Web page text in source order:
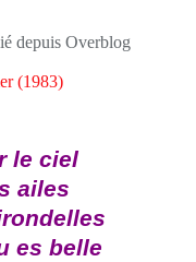
depuis Overblog
le ciel
ailes
es belle